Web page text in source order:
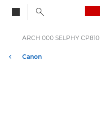
Canon
ARCH 000 SELPHY CP810